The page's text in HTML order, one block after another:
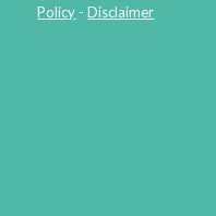
Policy -Disclaimer